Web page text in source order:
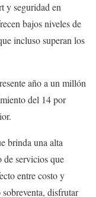
y seguridad en
bajos niveles de
incluso superan los
año a un millón
del 14 por
brinda una alta
servicios que
entre costo y
disfrutar